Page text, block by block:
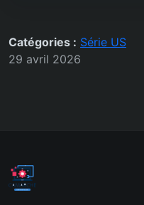
Catégories : Série US
29 avril 2026